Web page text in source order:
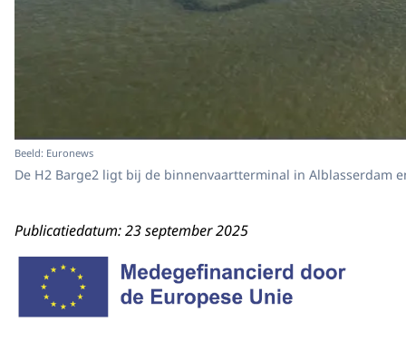
Beeld: Euronews
De H2 Barge2 ligt bij de binnenvaartterminal in Alblasserdam
Publicatiedatum: 23 september 2025